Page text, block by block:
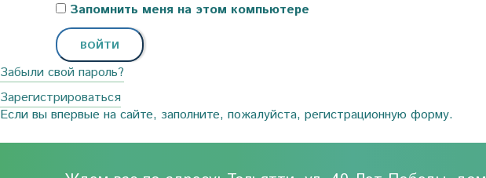
Запомнить меня на этом компьютере
Забыли свой пароль?
Зарегистрироваться
Если вы впервые на сайте, заполните, пожалуйста, регистрационную форму.